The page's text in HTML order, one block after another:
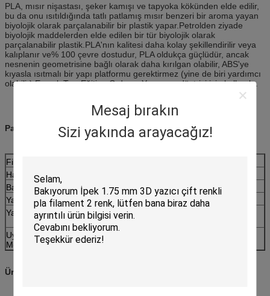
Mesaj bırakın
Sizi yakında arayacağız!
PLA, mısır nişastası, şeker kamışı ve tapyoka kökünden elde edilir,
bu da onu ısıtıldığında tatlı patlamış mısır benzeri bir aroma yayan
biyolojik olarak parçalanabilir bir plastik yapar.Petrolden ziyade
biyolojik maddelerden elde edilen bir tür biyolojik olarak
parçalanabilir plastik.PLA'nın kalitesi daha kolay şekillendirilir veya
kalıplanır ve% 100 çevre dostudur, PLA oldukça güçlüdür, ancak
nesnenin geometrisine bağlı olarak daha kırılgan olabilir, ABS'ye
kıyasla ısıtmalı bir yapı platformu gerektirmez (yine de biri yardımcı
olabilir) En çok Tıp, Eğitim, Gıda ve Yaşam endüstrisi için kullanılır.
Parametre
Filament Çapı
Hata payı
Baskı Sıcaklığı
190–210 ℃
Yatak Sıcaklığı
İsteğe bağlı veya 40—60 ℃
Yatak Ayarı
Maskeleme musluğu veya sıcaklığa dayanıklı
ısı bandı
Uygulanabilir
Modeller
FDM — 3D Yazıcı
Ürün Avantajı: